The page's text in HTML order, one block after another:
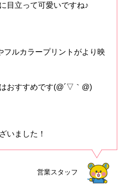
目立って可愛いですね♪
フルカラープリントがより映
おすすめです(@´▽｀@)
いました！
営業スタッフ